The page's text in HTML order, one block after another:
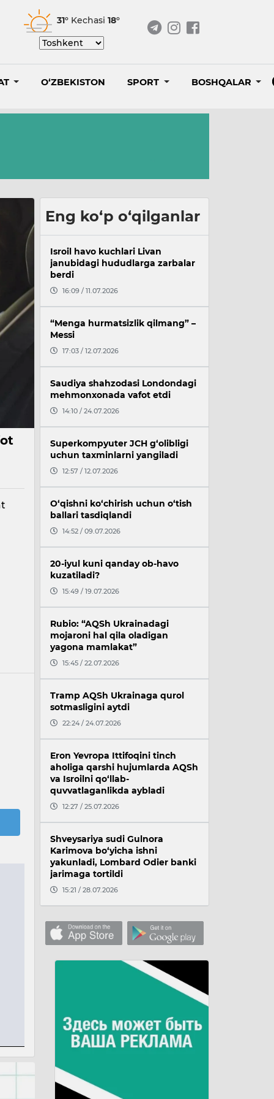
31° Kechasi 18°
O‘ZBEKISTON SPORT BOSHQALAR
Eng ko‘p o‘qilganlar
Isroil havo kuchlari Livan
janubidagi hududlarga zarbalar
berdi
16:09 / 11.07.2026
“Menga hurmatsizlik qilmang” –
Messi
17:03 / 12.07.2026
Saudiya shahzodasi Londondagi
mehmonxonada vafot etdi
14:10 / 24.07.2026
Superkompyuter JCH g‘olibligi
uchun taxminlarni yangiladi
12:57 / 12.07.2026
O‘qishni ko‘chirish uchun o‘tish
ballari tasdiqlandi
14:52 / 09.07.2026
20-iyul kuni qanday ob-havo
kuzatiladi?
15:49 / 19.07.2026
Rubio: “AQSh Ukrainadagi
mojaroni hal qila oladigan
yagona mamlakat”
15:45 / 22.07.2026
Tramp AQSh Ukrainaga qurol
sotmasligini aytdi
22:24 / 24.07.2026
Eron Yevropa Ittifoqini tinch
aholiga qarshi hujumlarda AQSh
va Isroilni qo‘llab-
quvvatlaganlikda aybladi
12:27 / 25.07.2026
Shveysariya sudi Gulnora
Karimova bo‘yicha ishni
yakunladi, Lombard Odier banki
jarimaga tortildi
15:21 / 28.07.2026